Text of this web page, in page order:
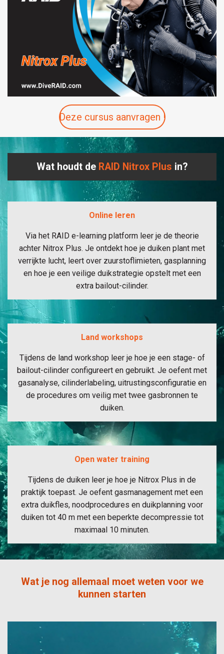
Deze cursus aanvragen !
Wat houdt de RAID Nitrox Plus in?
Online leren
Via het RAID e-learning platform leer je de theorie
achter Nitrox Plus. Je ontdekt hoe je duiken plant met
verrijkte lucht, leert over zuurstoflimieten, gasplanning
en hoe je een veilige duikstrategie opstelt met een
extra bailout-cilinder.
Land workshops
Tijdens de land workshop leer je hoe je een stage- of
bailout-cilinder configureert en gebruikt. Je oefent met
gasanalyse, cilinderlabeling, uitrustingsconfiguratie en
de procedures om veilig met twee gasbronnen te
duiken.
Open water training
Tijdens de duiken leer je hoe je Nitrox Plus in de
praktijk toepast. Je oefent gasmanagement met een
extra duikfles, noodprocedures en duikplanning voor
duiken tot 40 m met een beperkte decompressie tot
maximaal 10 minuten.
Wat je nog allemaal moet weten voor we
kunnen starten